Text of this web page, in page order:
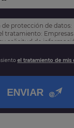
protección de datos:
tratamiento: Empresas
solicitud de
rectificar y
tal y como se
el tratamiento de mis
ENVIAR